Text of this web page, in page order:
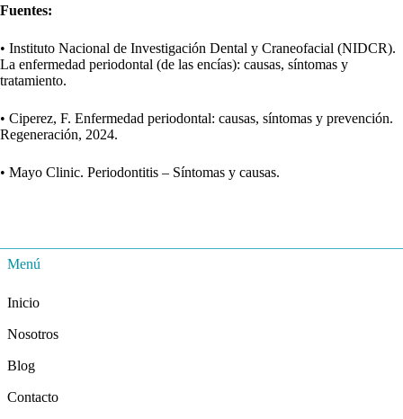
Fuentes:
• Instituto Nacional de Investigación Dental y Craneofacial (NIDCR).
La enfermedad periodontal (de las encías): causas, síntomas y
tratamiento.
• Ciperez, F. Enfermedad periodontal: causas, síntomas y prevención.
Regeneración, 2024.
• Mayo Clinic. Periodontitis – Síntomas y causas.
Menú
Inicio
Nosotros
Blog
Contacto